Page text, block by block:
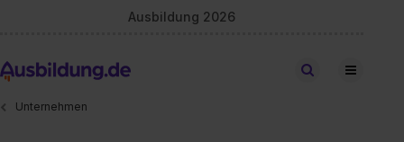
Ausbildung 2026
Stellen finden
Unternehmen